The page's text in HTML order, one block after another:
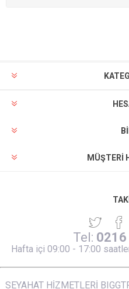
MÜŞTERI
Tel:
Hafta içi 09:00 - 17:00
SEYAHAT HİZMETLERİ